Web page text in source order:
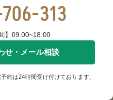
313
】09:00~18:00
せ・メール相談
約は24時間受け付けております。